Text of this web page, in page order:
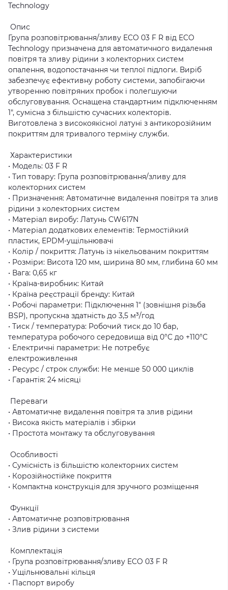
Technology
Опис
Група розповітрювання/зливу ECO 03 F R від ECO
Technology призначена для автоматичного видалення
повітря та зливу рідини з колекторних систем
опалення, водопостачання чи теплої підлоги. Виріб
забезпечує ефективну роботу системи, запобігаючи
утворенню повітряних пробок і полегшуючи
обслуговування. Оснащена стандартним підключенням
1″, сумісна з більшістю сучасних колекторів.
Виготовлена з високоякісної латуні з антикорозійним
покриттям для тривалого терміну служби.
Характеристики
• Модель: 03 F R
• Тип товару: Група розповітрювання/зливу для
колекторних систем
• Призначення: Автоматичне видалення повітря та злив
рідини з колекторних систем
• Матеріал виробу: Латунь CW617N
• Матеріал додаткових елементів: Термостійкий
пластик, EPDM-ущільнювачі
• Колір / покриття: Латунь із нікельованим покриттям
• Розміри: Висота 120 мм, ширина 80 мм, глибина 60 мм
• Вага: 0,65 кг
• Країна-виробник: Китай
• Країна реєстрації бренду: Китай
• Робочі параметри: Підключення 1″ (зовнішня різьба
BSP), пропускна здатність до 3,5 м³/год
• Тиск / температура: Робочий тиск до 10 бар,
температура робочого середовища від 0°C до +110°C
• Електричні параметри: Не потребує
електроживлення
• Ресурс / строк служби: Не менше 50 000 циклів
• Гарантія: 24 місяці
Переваги
• Автоматичне видалення повітря та злив рідини
• Висока якість матеріалів і збірки
• Простота монтажу та обслуговування
Особливості
• Сумісність із більшістю колекторних систем
• Корозійностійке покриття
• Компактна конструкція для зручного розміщення
Функції
• Автоматичне розповітрювання
• Злив рідини з системи
Комплектація
• Група розповітрювання/зливу ECO 03 F R
• Ущільнювальні кільця
• Паспорт виробу